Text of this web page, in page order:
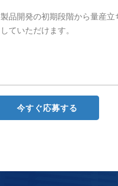
製品開発の初期段階から量産
していただけます。
今すぐ応募する